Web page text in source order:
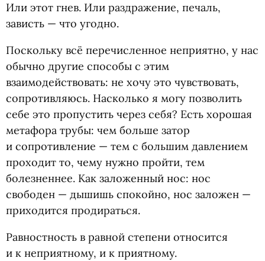
Или этот гнев. Или раздражение, печаль,
зависть — что угодно.
Поскольку всё перечисленное неприятно, у нас
обычно другие способы с этим
взаимодействовать: не хочу это чувствовать,
сопротивляюсь. Насколько я могу позволить
себе это пропустить через себя? Есть хорошая
метафора трубы: чем больше затор
и сопротивление — тем с большим давлением
проходит то, чему нужно пройти, тем
болезненнее. Как заложенный нос: нос
свободен — дышишь спокойно, нос заложен —
приходится продираться.
Равностность в равной степени относится
и к неприятному, и к приятному.